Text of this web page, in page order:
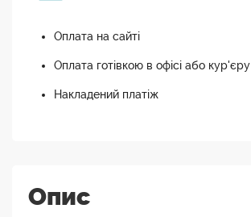
Оплата на сайті
Оплата готівкою в офісі або кур'єру
Накладений платіж
Опис